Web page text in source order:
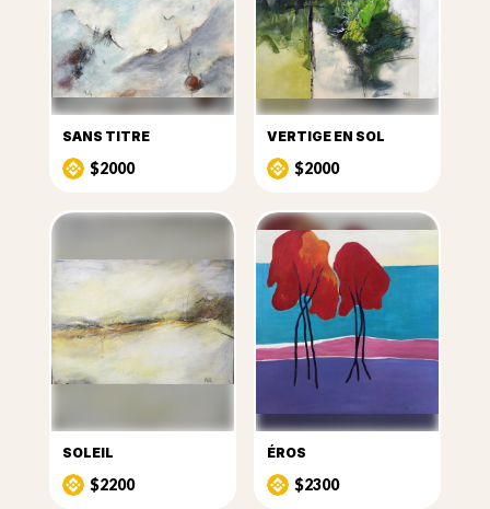
SANS TITRE
$2000
VERTIGE EN SOL
$2000
SOLEIL
$2200
ÉROS
$2300